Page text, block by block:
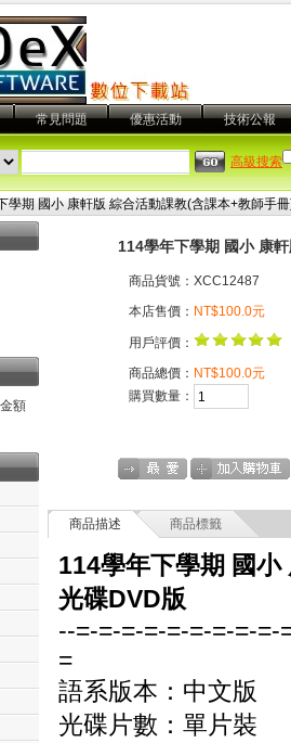
常見問題 優惠活動 技術公報
高級搜索
學期 國小 康軒版 綜合活動課教(含課本+教師手
額
114學年下學期 國小 康
商品貨號：XCC12487
本店售價： NT$100.0元
用戶評價：
商品總價： NT$100.0元
購買數量：
商品描述 商品標籤
114學年下學期 國
光碟DVD版
--=-=-=-=-=-=-=-=-=-
=
語系版本：中文版
光碟片數：單片裝